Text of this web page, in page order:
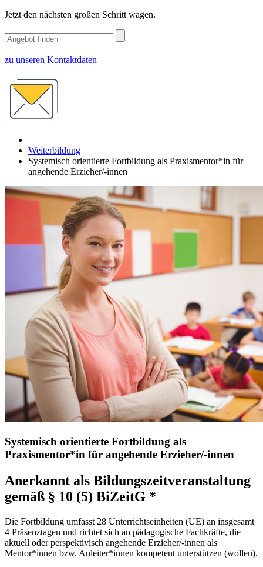
Jetzt den nächsten großen Schritt wagen.
zu unseren Kontaktdaten
Weiterbildung
Systemisch orientierte Fortbildung als Praxismentor*in für
angehende Erzieher/-innen
Systemisch orientierte Fortbildung als
Praxismentor*in für angehende Erzieher/-innen
Anerkannt als Bildungszeitveranstaltung
gemäß § 10 (5) BiZeitG *
Die Fortbildung umfasst 28 Unterrichtseinheiten (UE) an insgesamt
4 Präsenztagen und richtet sich an pädagogische Fachkräfte, die
aktuell oder perspektivisch angehende Erzieher/-innen als
Mentor*innen bzw. Anleiter*innen kompetent unterstützen (wollen).